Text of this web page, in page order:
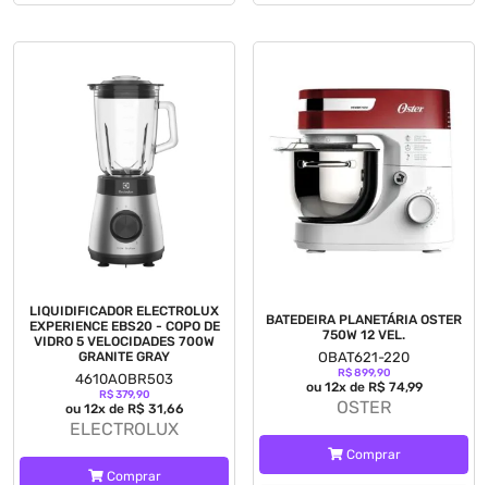
LIQUIDIFICADOR ELECTROLUX
EXPERIENCE EBS20 - COPO DE
VIDRO 5 VELOCIDADES 700W
GRANITE GRAY
4610AOBR503
R$ 379,90
ou 12x de R$ 31,66
ELECTROLUX
Comprar
BATEDEIRA PLANETÁRIA OSTER
750W 12 VEL.
OBAT621-220
R$ 899,90
ou 12x de R$ 74,99
OSTER
Comprar